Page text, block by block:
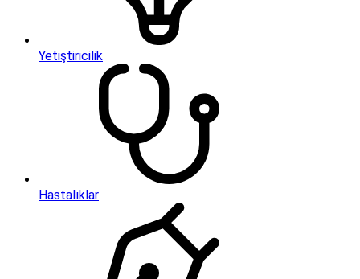
Yetiştiricilik
Hastalıklar